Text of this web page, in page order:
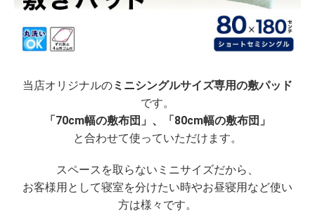
当店オリジナルのミニシングルサイズ専用の敷パッド
です。
「70cm幅の敷布団」、「80cm幅の敷布団」
と合わせて使っていただけます。
スペースを取らないミニサイズだから、
お客様用として寝室を分けたい時やお昼寝用など使い
方は様々です。